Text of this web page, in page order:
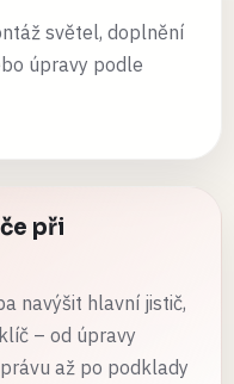
světel, doplnění
úpravy podle
při
navýšit hlavní jistič,
– od úpravy
až po podklady